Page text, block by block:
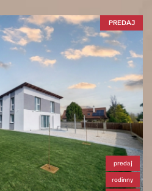
PREDAJ
predaj
rodinny